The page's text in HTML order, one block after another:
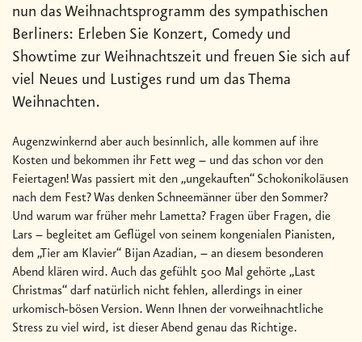
nun das Weihnachtsprogramm des sympathischen
Berliners: Erleben Sie Konzert, Comedy und
Showtime zur Weihnachtszeit und freuen Sie sich auf
viel Neues und Lustiges rund um das Thema
Weihnachten.
Augenzwinkernd aber auch besinnlich, alle kommen auf ihre
Kosten und bekommen ihr Fett weg – und das schon vor den
Feiertagen! Was passiert mit den „ungekauften“ Schokonikoläusen
nach dem Fest? Was denken Schneemänner über den Sommer?
Und warum war früher mehr Lametta? Fragen über Fragen, die
Lars – begleitet am Geflügel von seinem kongenialen Pianisten,
dem „Tier am Klavier“ Bijan Azadian, – an diesem besonderen
Abend klären wird. Auch das gefühlt 500 Mal gehörte „Last
Christmas“ darf natürlich nicht fehlen, allerdings in einer
urkomisch-bösen Version. Wenn Ihnen der vorweihnachtliche
Stress zu viel wird, ist dieser Abend genau das Richtige.